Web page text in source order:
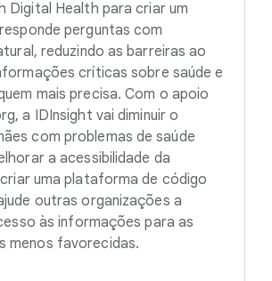
Digital Health para criar um
perguntas com
reduzindo as barreiras ao
críticas sobre saúde e
mais precisa. Com o apoio
a IDInsight vai diminuir o
com problemas de saúde
a acessibilidade da
criar uma plataforma de código
outras organizações a
às informações para as
menos favorecidas.